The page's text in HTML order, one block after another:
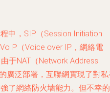
中，SIP（Session Initiation
（Voice over IP，網絡電
于NAT（Network Address
廣泛部署，互聯網實現了對
了網絡防火墻能力。但不幸的